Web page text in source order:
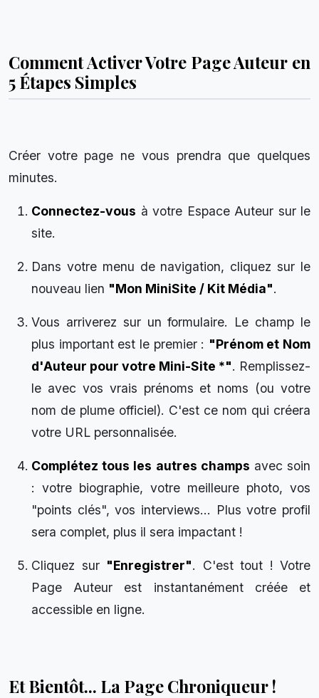
Comment Activer Votre Page Auteur en
5 Étapes Simples
Créer votre page ne vous prendra que quelques
minutes.
Connectez-vous à votre Espace Auteur sur le
site.
Dans votre menu de navigation, cliquez sur le
nouveau lien "Mon MiniSite / Kit Média".
Vous arriverez sur un formulaire. Le champ le
plus important est le premier : "Prénom et Nom
d'Auteur pour votre Mini-Site *". Remplissez-
le avec vos vrais prénoms et noms (ou votre
nom de plume officiel). C'est ce nom qui créera
votre URL personnalisée.
Complétez tous les autres champs avec soin
: votre biographie, votre meilleure photo, vos
"points clés", vos interviews... Plus votre profil
sera complet, plus il sera impactant !
Cliquez sur "Enregistrer". C'est tout ! Votre
Page Auteur est instantanément créée et
accessible en ligne.
Et Bientôt... La Page Chroniqueur !